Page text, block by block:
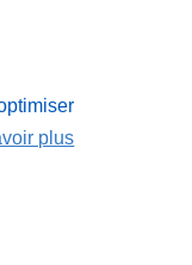
plus